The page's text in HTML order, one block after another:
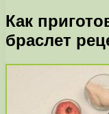
Как
браслет